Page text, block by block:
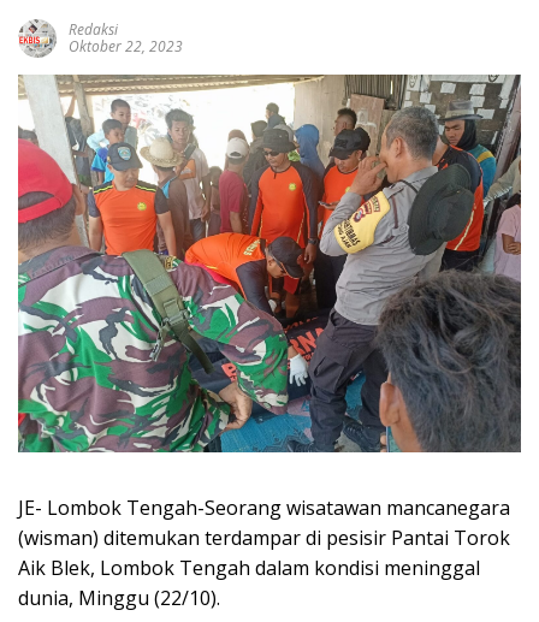
Redaksi
Oktober 22, 2023
JE- Lombok Tengah-Seorang wisatawan mancanegara
(wisman) ditemukan terdampar di pesisir Pantai Torok
Aik Blek, Lombok Tengah dalam kondisi meninggal
dunia, Minggu (22/10).